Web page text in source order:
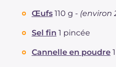
Œufs 110 g - (environ
Sel fin 1 pincée
Cannelle en poudre